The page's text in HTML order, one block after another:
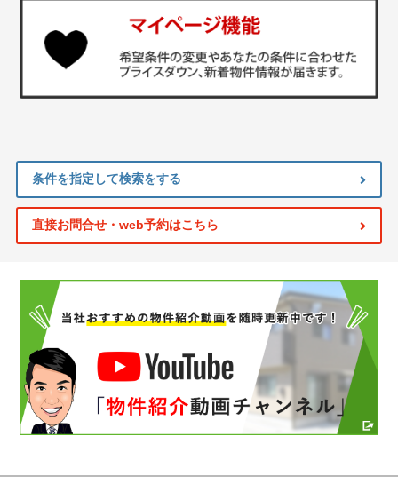
条件を指定して検索をする
直接お問合せ・web予約はこちら